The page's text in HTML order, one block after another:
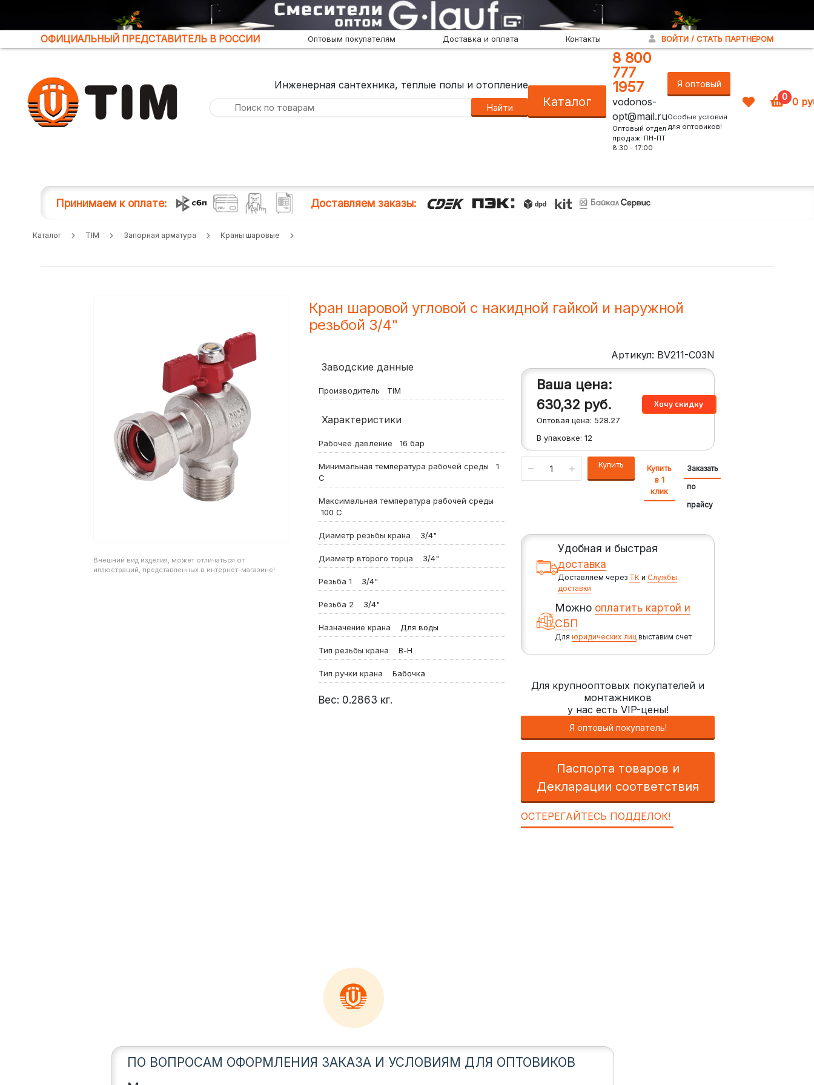
ОФИЦИАЛЬНЫЙ ПРЕДСТАВИТЕЛЬ В РОССИИ Оптовым покупателям Доставка и оплата Контакты ВОЙТИ / СТАТЬ ПАРТНЕРОМ
Инженерная сантехника, теплые полы и отопление
Найти Каталог
8 800
777
1957
vodonos-
opt@mail.ru
Оптовый отдел
продаж: ПН-ПТ
8:30 - 17:00
Я оптовый
Особые условия
для оптовиков!
0 0
Принимаем к оплате: Доставляем заказы:
Каталог TIM Запорная арматура Краны шаровые
Внешний вид изделия, может отличаться от
иллюстраций, представленных в интернет-магазине!
Кран шаровой угловой с накидной гайкой и наружной
резьбой 3/4"
Заводские данные
Производитель TIM
Характеристики
Рабочее давление 16 бар
Минимальная температура рабочей среды
1
С
Максимальная температура рабочей среды
100 С
Диаметр резьбы крана 3/4"
Диаметр второго торца 3/4"
Резьба 1 3/4"
Резьба 2 3/4"
Назначение крана Для воды
Тип резьбы крана В-Н
Тип ручки крана Бабочка
Вес: 0.2863 кг.
Артикул: BV211-C03N
Ваша цена:
630,32 руб.
Оптовая цена: 528.27
В упаковке:12
Купить
Купить
в 1
клик
Заказать
по
прайсу
Удобная и быстрая
доставка
Доставляем через ТКи Службы
доставки
Можно оплатить картой и
СБП
Для юридических лицвыставим счет
Для крупнооптовых покупателей и
монтажников
у нас есть VIP-цены!
Я оптовый покупатель!
Паспорта товаров и
Декларации соответствия
ОСТЕРЕГАЙТЕСЬ ПОДДЕЛОК!
ПО ВОПРОСАМ ОФОРМЛЕНИЯ ЗАКАЗА И УСЛОВИЯМ ДЛЯ ОПТОВИКОВ